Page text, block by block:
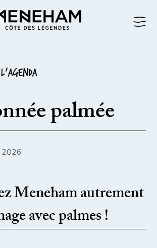
palmée
2026
Meneham autrement
avec palmes !